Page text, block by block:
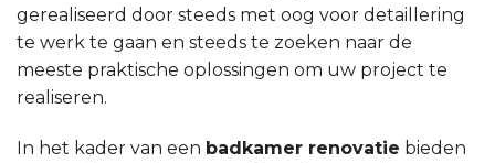
gerealiseerd door steeds met oog voor detaillering
te werk te gaan en steeds te zoeken naar de
meeste praktische oplossingen om uw project te
realiseren.
In het kader van een badkamer renovatie bieden